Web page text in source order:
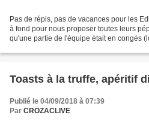
Pas de répis, pas de vacances pour les
à fond pour nous proposer toutes leurs
qu'une partie de l'équipe était en congés
Toasts à la truffe, apéritif
Publié le 04/09/2018 à 07:39
Par CROZACLIVE